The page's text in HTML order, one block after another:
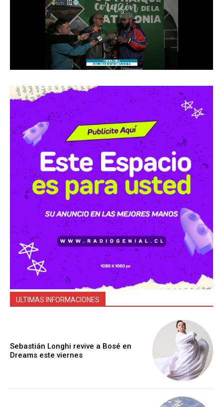
ULTIMAS INFORMACIONES
Sebastián Longhi revive a Bosé en
Dreams este viernes